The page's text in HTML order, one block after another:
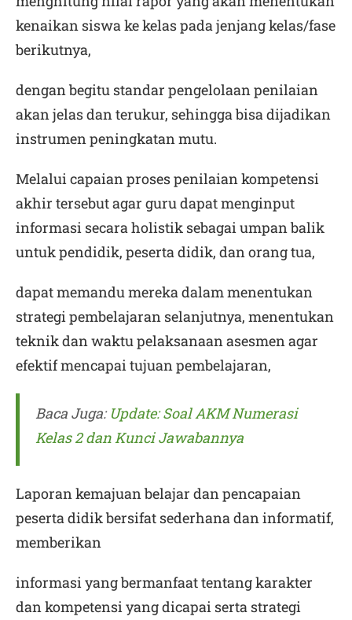
kenaikan siswa ke kelas pada jenjang kelas/fase
berikutnya,
dengan begitu standar pengelolaan penilaian
akan jelas dan terukur, sehingga bisa dijadikan
instrumen peningkatan mutu.
Melalui capaian proses penilaian kompetensi
akhir tersebut agar guru dapat menginput
informasi secara holistik sebagai umpan balik
untuk pendidik, peserta didik, dan orang tua,
dapat memandu mereka dalam menentukan
strategi pembelajaran selanjutnya, menentukan
teknik dan waktu pelaksanaan asesmen agar
efektif mencapai tujuan pembelajaran,
Baca Juga: Update: Soal AKM Numerasi
Kelas 2 dan Kunci Jawabannya
Laporan kemajuan belajar dan pencapaian
peserta didik bersifat sederhana dan informatif,
memberikan
informasi yang bermanfaat tentang karakter
dan kompetensi yang dicapai serta strategi